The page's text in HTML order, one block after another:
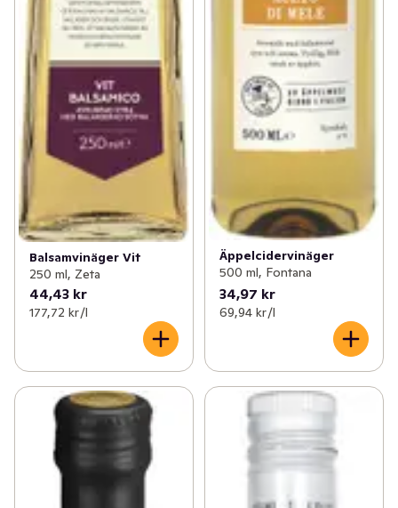
Balsamvinäger Vit
250 ml, Zeta
44,43 kr
177,72 kr /l
Äppelcidervinäger
500 ml, Fontana
34,97 kr
69,94 kr /l